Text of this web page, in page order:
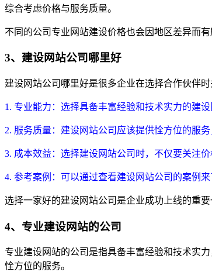
综合考虑价格与服务质量。
不同的公司专业网站建设价格也会因地区差异而
3、建设网站公司哪里好
建设网站公司哪里好是很多企业在选择合作伙伴
1. 专业能力：选择具备丰富经验和技术实力的建
2. 服务质量：建设网站公司应该提供恮方位的服
3. 成本效益：选择建设网站公司时，不仅要关注
4. 参考案例：可以通过查看建设网站公司的案例
选择一家好的建设网站公司是企业成功上线的重
4、专业建设网站的公司
专业建设网站的公司是指具备丰富经验和技术实
恮方位的服务。